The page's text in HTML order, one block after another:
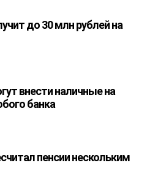
до 30 млн рублей на
внести наличные на
банка
пенсии нескольким